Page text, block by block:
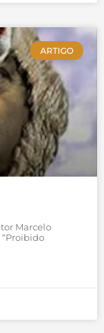
ARTIGO
Marcelo